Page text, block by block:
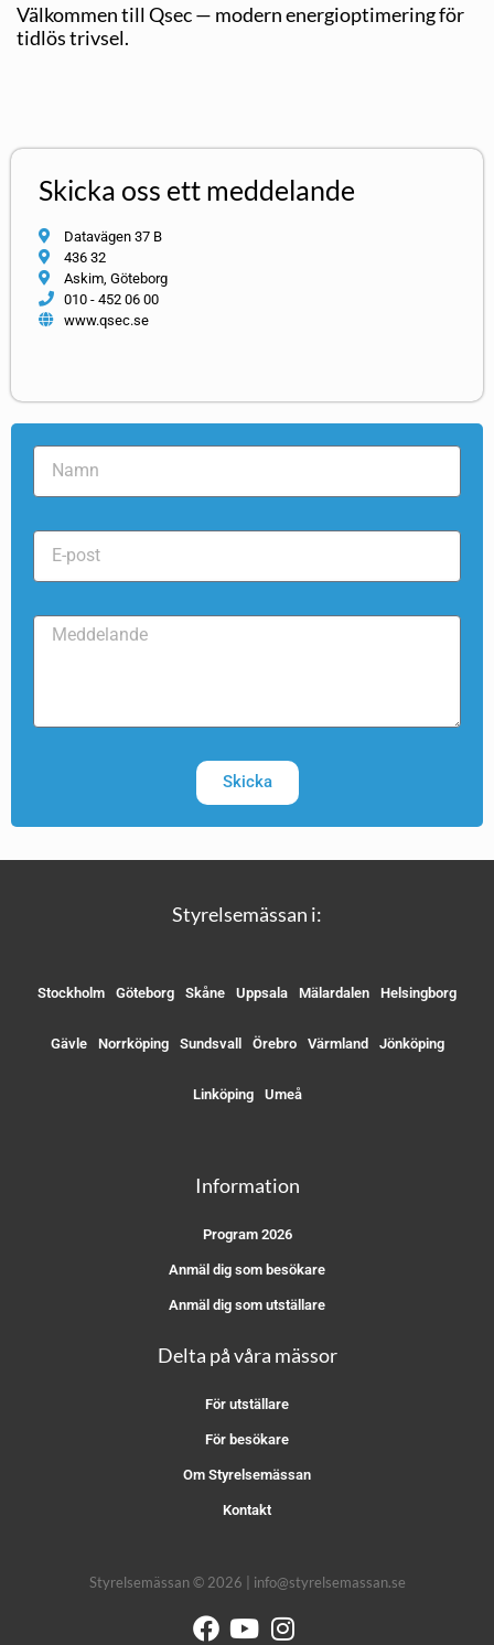
Välkommen till Qsec — modern energioptimering för
tidlös trivsel.
Skicka oss ett meddelande
Datavägen 37 B
436 32
Askim, Göteborg
010 - 452 06 00
www.qsec.se
Skicka
Styrelsemässan i:
Stockholm Göteborg Skåne Uppsala Mälardalen Helsingborg
Gävle Norrköping Sundsvall Örebro Värmland Jönköping
Linköping Umeå
Information
Program 2026
Anmäl dig som besökare
Anmäl dig som utställare
Delta på våra mässor
För utställare
För besökare
Om Styrelsemässan
Kontakt
Styrelsemässan © 2026 | info@styrelsemassan.se